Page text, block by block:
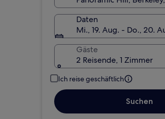
Daten
Mi., 19. Aug. - Do., 20.
Gäste
2 Reisende, 1 Zimmer
Ich reise geschäftlich
Suchen